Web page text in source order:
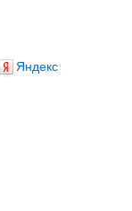
Яндекс